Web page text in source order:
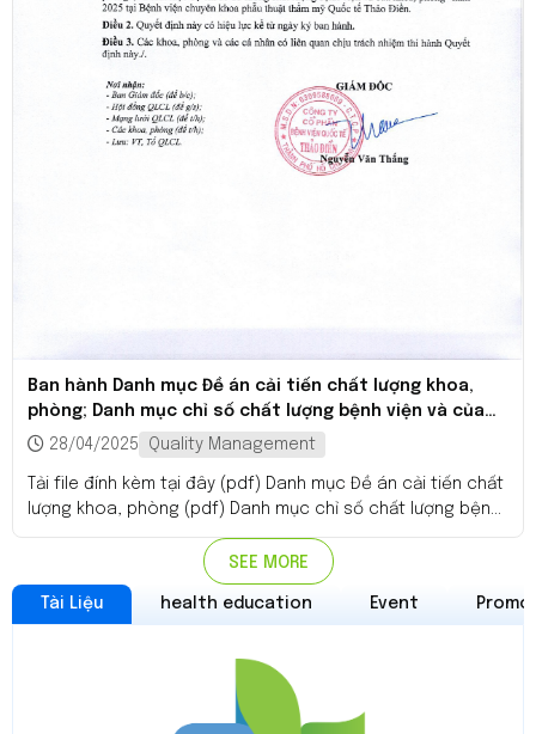
Ban hành Danh mục Đề án cải tiến chất lượng khoa,
phòng; Danh mục chỉ số chất lượng bệnh viện và của
khoa, phòng 2025
28/04/2025 Quality Management
Tải file đính kèm tại đây (pdf) Danh mục Đề án cải tiến chất
lượng khoa, phòng (pdf) Danh mục chỉ số chất lượng bệnh
viện và của khoa, phòng (pdf)
SEE MORE
Tài Liệu health education Event